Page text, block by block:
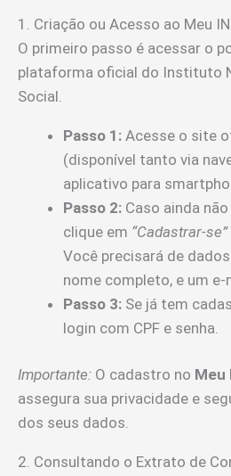
1. Criação ou Acesso ao Meu
O primeiro passo é acessar o
plataforma oficial do Instituto
Social.
Passo 1: Acesse o site
(disponível tanto via
aplicativo para
Passo 2: Caso ainda
clique em “Cadastrar-se”
Você precisará de
nome completo, e um e-
Passo 3: Se já tem
login com CPF e senha.
Importante: O cadastro no Meu
assegura sua privacidade e
dos seus dados.
2. Consultando o Extrato de